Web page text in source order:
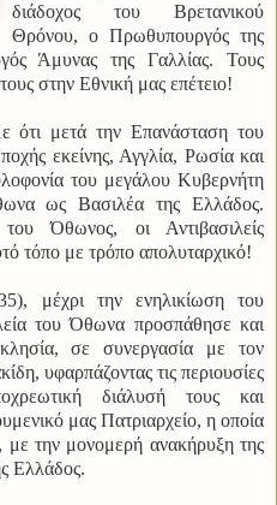
διάδοχος του Βρετανικού
Θρόνου, ο Πρωθυπουργός της
Άμυνας της Γαλλίας. Τους
στην Εθνική μας επέτειο!
ότι μετά την Επανάσταση του
εκείνης, Αγγλία, Ρωσία και
του μεγάλου Κυβερνήτη
ως Βασιλέα της Ελλάδος.
Όθωνος, οι Αντιβασιλείς
τόπο με τρόπο απολυταρχικό!
μέχρι την ενηλικίωση του
του Όθωνα προσπάθησε και
σε συνεργασία με τον
υφαρπάζοντας τις περιουσίες
διάλυσή τους και
μας Πατριαρχείο, η οποία
με την μονομερή ανακήρυξη της
Ελλάδος.